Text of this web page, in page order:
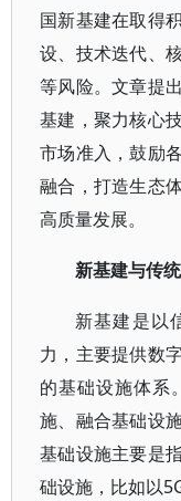
国新基建在取得
设、技术迭代、
等风险。文章提
基建，聚力核心
市场准入，鼓励
融合，打造生态
高质量发展。
新基建与传
新基建是以
力，主要提供数
的基础设施体系
施、融合基础设
基础设施主要是
础设施，比如以